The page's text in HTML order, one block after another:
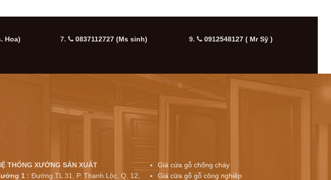
Hoa) 7. 0837112727 (Ms sinh) 9. 0912548127 ( Mr Sỹ )
THỐNG XƯỞNG SẢN XUẤT
1 : Đường TL 31, P. Thạnh Lộc, Q. 12,
Giá cửa gỗ chống cháy
Giá cửa gỗ gỗ công nghiệp